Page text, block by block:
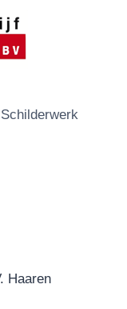
Schilderwerk
Haaren